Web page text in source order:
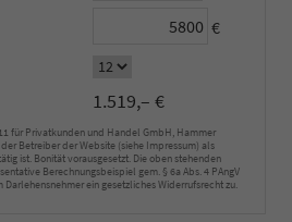
€
1.519,– €
für Privatkunden und Handel GmbH, Hammer
Betreiber der Website (siehe Impressum) als
ist. Bonität vorausgesetzt. Die oben stehenden
Berechnungsbeispiel gem. § 6a Abs. 4 PAngV
Darlehensnehmer ein gesetzliches Widerrufsrecht zu.